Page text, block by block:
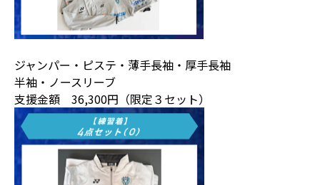
ジャンパー・ピステ・薄手長袖・厚手長袖
半袖・ノースリーブ
支援金額 36,300円（限定３セット）